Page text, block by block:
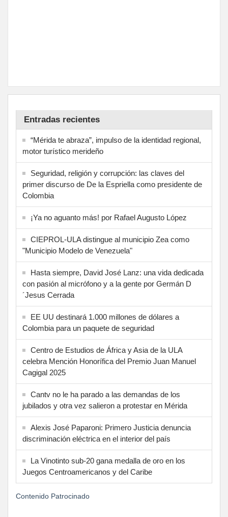
Entradas recientes
“Mérida te abraza”, impulso de la identidad regional,
motor turístico merideño
Seguridad, religión y corrupción: las claves del
primer discurso de De la Espriella como presidente de
Colombia
¡Ya no aguanto más! por Rafael Augusto López
CIEPROL-ULA distingue al municipio Zea como
"Municipio Modelo de Venezuela"
Hasta siempre, David José Lanz: una vida dedicada
con pasión al micrófono y a la gente por Germán D
´Jesus Cerrada
EE UU destinará 1.000 millones de dólares a
Colombia para un paquete de seguridad
Centro de Estudios de África y Asia de la ULA
celebra Mención Honorífica del Premio Juan Manuel
Cagigal 2025
Cantv no le ha parado a las demandas de los
jubilados y otra vez salieron a protestar en Mérida
Alexis José Paparoni: Primero Justicia denuncia
discriminación eléctrica en el interior del país
La Vinotinto sub-20 gana medalla de oro en los
Juegos Centroamericanos y del Caribe
Contenido Patrocinado